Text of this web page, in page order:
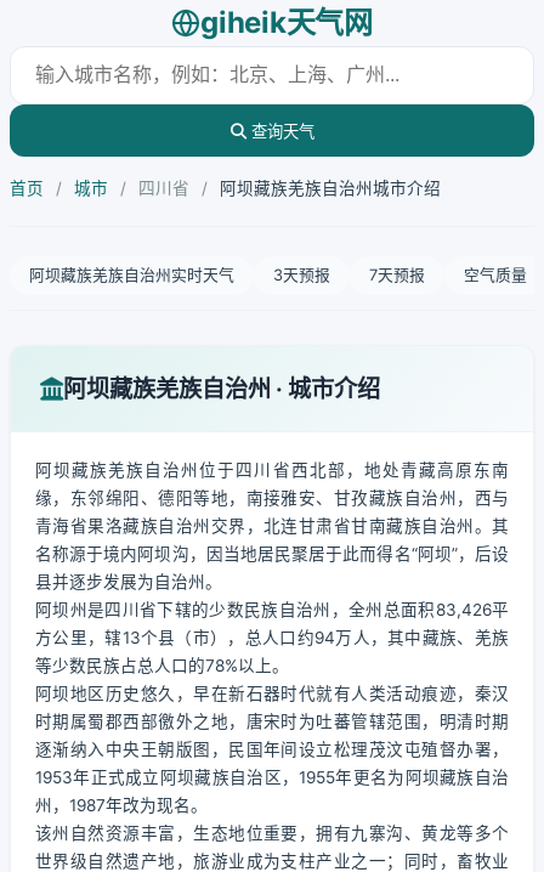
giheik天气网
查询天气
首页 / 城市 / 四川省 / 阿坝藏族羌族自治州城市介绍
阿坝藏族羌族自治州实时天气 3天预报 7天预报 空气质量
阿坝藏族羌族自治州 · 城市介绍
阿坝藏族羌族自治州位于四川省西北部，地处青藏高原东南
缘，东邻绵阳、德阳等地，南接雅安、甘孜藏族自治州，西与
青海省果洛藏族自治州交界，北连甘肃省甘南藏族自治州。其
名称源于境内阿坝沟，因当地居民聚居于此而得名“阿坝”，后设
县并逐步发展为自治州。
阿坝州是四川省下辖的少数民族自治州，全州总面积83,426平
方公里，辖13个县（市），总人口约94万人，其中藏族、羌族
等少数民族占总人口的78%以上。
阿坝地区历史悠久，早在新石器时代就有人类活动痕迹，秦汉
时期属蜀郡西部徼外之地，唐宋时为吐蕃管辖范围，明清时期
逐渐纳入中央王朝版图，民国年间设立松理茂汶屯殖督办署，
1953年正式成立阿坝藏族自治区，1955年更名为阿坝藏族自治
州，1987年改为现名。
该州自然资源丰富，生态地位重要，拥有九寨沟、黄龙等多个
世界级自然遗产地，旅游业成为支柱产业之一；同时，畜牧业